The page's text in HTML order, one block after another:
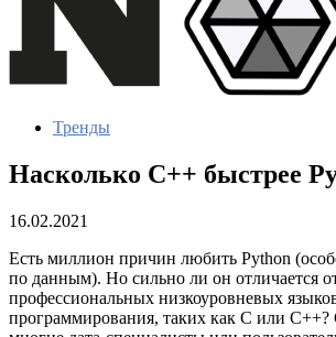
Тренды
Насколько С++ быстрее
16.02.2021
Есть миллион причин любить Python
по данным). Но сильно ли он отличается
профессиональных низкоуровневых
программирования, таких как С или С++?